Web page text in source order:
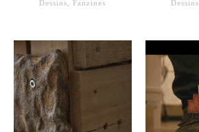
Dessins, Fanzines Dessins